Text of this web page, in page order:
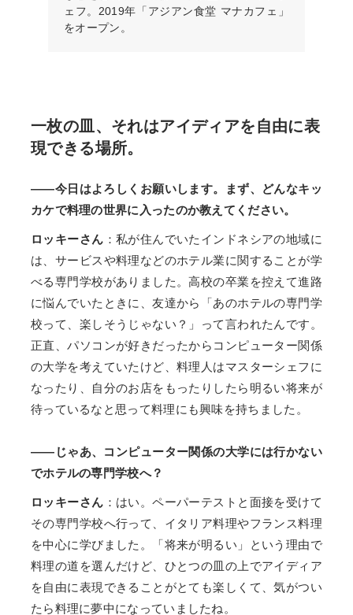
ェフ。2019年「アジアン食堂 マナカフェ」
をオープン。
一枚の皿、それはアイディアを自由に表
現できる場所。
――今日はよろしくお願いします。まず、どんなキッ
カケで料理の世界に入ったのか教えてください。
ロッキーさん ：私が住んでいたインドネシアの地域に
は、サービスや料理などのホテル業に関することが学
べる専門学校がありました。高校の卒業を控えて進路
に悩んでいたときに、友達から「あのホテルの専門学
校って、楽しそうじゃない？」って言われたんです。
正直、パソコンが好きだったからコンピューター関係
の大学を考えていたけど、料理人はマスターシェフに
なったり、自分のお店をもったりしたら明るい将来が
待っているなと思って料理にも興味を持ちました。
――じゃあ、コンピューター関係の大学には行かない
でホテルの専門学校へ？
ロッキーさん ：はい。ペーパーテストと面接を受けて
その専門学校へ行って、イタリア料理やフランス料理
を中心に学びました。「将来が明るい」という理由で
料理の道を選んだけど、ひとつの皿の上でアイディア
を自由に表現できることがとても楽しくて、気がつい
たら料理に夢中になっていましたね。